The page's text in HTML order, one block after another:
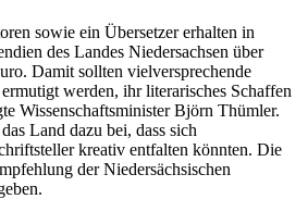
sowie ein Übersetzer erhalten in
des Landes Niedersachsen über
Damit sollten vielversprechende
werden, ihr literarisches Schaffen
Wissenschaftsminister Björn Thümler.
Land dazu bei, dass sich
kreativ entfalten könnten. Die
der Niedersächsischen